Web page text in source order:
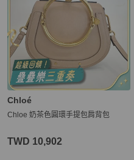
Chloé
Chloe 奶茶色圓環手提包肩背包
TWD 10,902